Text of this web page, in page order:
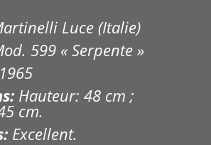
Luce (Italie)
599 « Serpente »
1965
Hauteur: 48 cm ;
cm.
Excellent.